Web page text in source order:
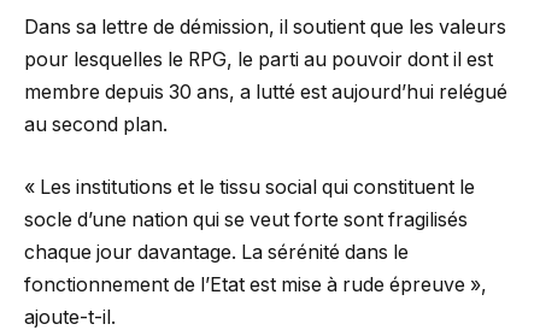
Dans sa lettre de démission, il soutient que les valeurs
pour lesquelles le RPG, le parti au pouvoir dont il est
membre depuis 30 ans, a lutté est aujourd’hui relégué
au second plan.
« Les institutions et le tissu social qui constituent le
socle d’une nation qui se veut forte sont fragilisés
chaque jour davantage. La sérénité dans le
fonctionnement de l’Etat est mise à rude épreuve »,
ajoute-t-il.